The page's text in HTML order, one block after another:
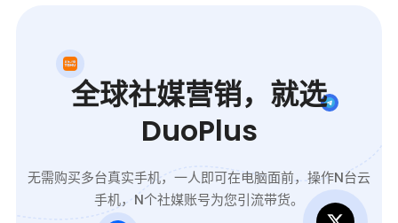
全球社媒营销，就选
DuoPlus
无需购买多台真实手机，一人即可在电脑面前，操作N台云
手机，N个社媒账号为您引流带货。